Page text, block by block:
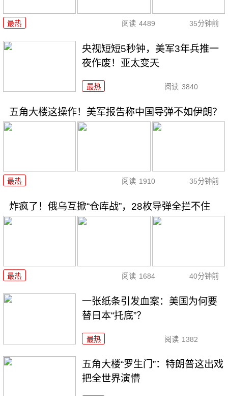
最热 阅读 4489 35分钟前
央视短短5秒钟，美军3年兵推一
夜作废！亚太变天
最热 阅读 3840
五角大楼这操作！美军报告称中国导弹不如伊朗？
最热 阅读 1910 35分钟前
炸疯了！俄乌互掀“仓库战”，28枚导弹全拦不住
最热 阅读 1684 40分钟前
一张纸条引发血案：美国为何要
替日本“托底”？
最热 阅读 1382
五角大楼“罗生门”：特朗普这出戏
把全世界演懵